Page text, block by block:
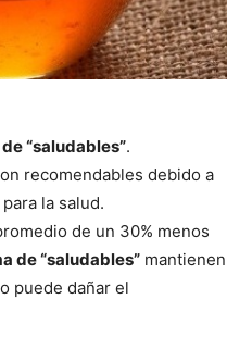
“saludables”.
recomendables debido a
la salud.
de un 30% menos
de “saludables” mantienen
puede dañar el